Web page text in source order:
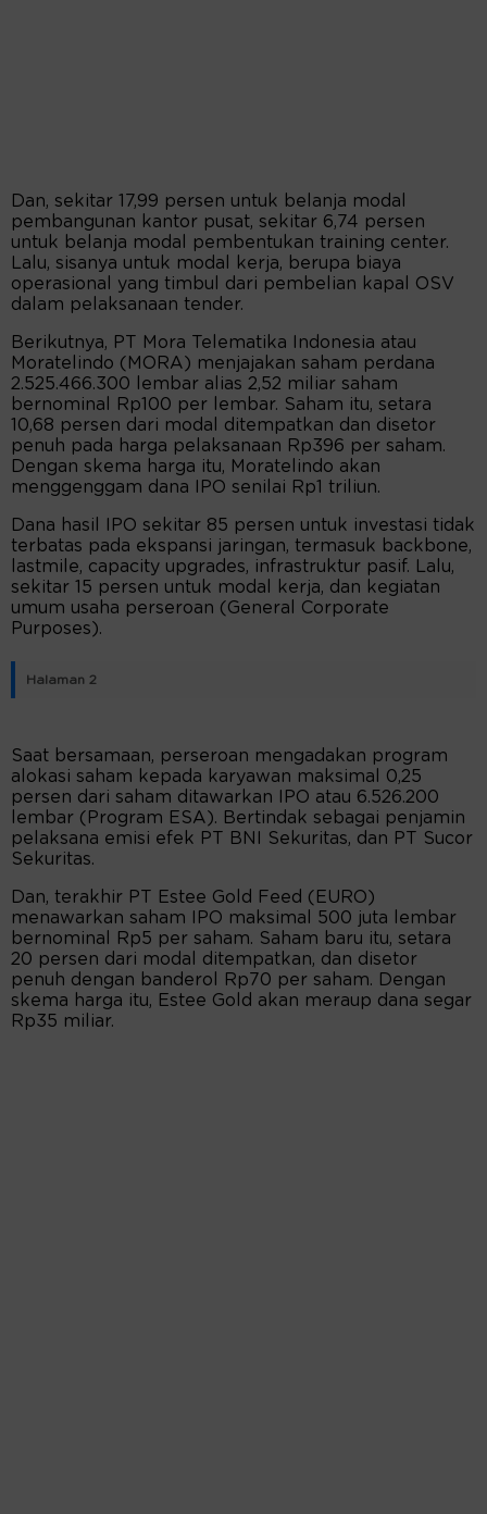
Dan, sekitar 17,99 persen untuk belanja modal
pembangunan kantor pusat, sekitar 6,74 persen
untuk belanja modal pembentukan training center.
Lalu, sisanya untuk modal kerja, berupa biaya
operasional yang timbul dari pembelian kapal OSV
dalam pelaksanaan tender.
Berikutnya, PT Mora Telematika Indonesia atau
Moratelindo (MORA) menjajakan saham perdana
2.525.466.300 lembar alias 2,52 miliar saham
bernominal Rp100 per lembar. Saham itu, setara
10,68 persen dari modal ditempatkan dan disetor
penuh pada harga pelaksanaan Rp396 per saham.
Dengan skema harga itu, Moratelindo akan
menggenggam dana IPO senilai Rp1 triliun.
Dana hasil IPO sekitar 85 persen untuk investasi tidak
terbatas pada ekspansi jaringan, termasuk backbone,
lastmile, capacity upgrades, infrastruktur pasif. Lalu,
sekitar 15 persen untuk modal kerja, dan kegiatan
umum usaha perseroan (General Corporate
Purposes).
Halaman 2
Saat bersamaan, perseroan mengadakan program
alokasi saham kepada karyawan maksimal 0,25
persen dari saham ditawarkan IPO atau 6.526.200
lembar (Program ESA). Bertindak sebagai penjamin
pelaksana emisi efek PT BNI Sekuritas, dan PT Sucor
Sekuritas.
Dan, terakhir PT Estee Gold Feed (EURO)
menawarkan saham IPO maksimal 500 juta lembar
bernominal Rp5 per saham. Saham baru itu, setara
20 persen dari modal ditempatkan, dan disetor
penuh dengan banderol Rp70 per saham. Dengan
skema harga itu, Estee Gold akan meraup dana segar
Rp35 miliar.